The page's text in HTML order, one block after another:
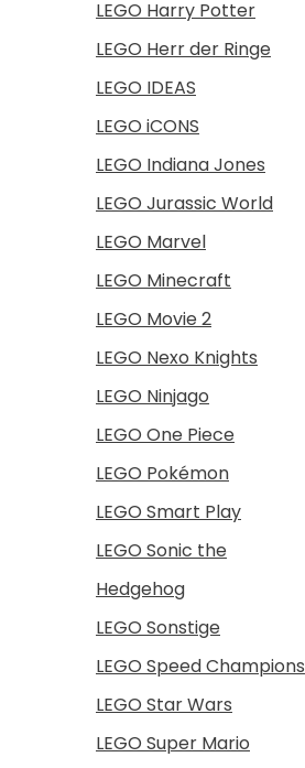
LEGO Harry Potter
LEGO Herr der Ringe
LEGO IDEAS
LEGO iCONS
LEGO Indiana Jones
LEGO Jurassic World
LEGO Marvel
LEGO Minecraft
LEGO Movie 2
LEGO Nexo Knights
LEGO Ninjago
LEGO One Piece
LEGO Pokémon
LEGO Smart Play
LEGO Sonic the
Hedgehog
LEGO Sonstige
LEGO Speed Champions
LEGO Star Wars
LEGO Super Mario